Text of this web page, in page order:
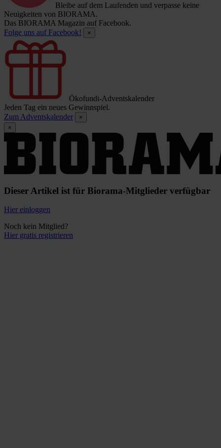
Bleibe auf dem Laufenden und verpasse keine
Neuigkeiten von BIORAMA.
Das BIORAMA Magazin auf Facebook.
Folge uns auf Facebook!
×
Ökofundi-Adventskalender
Jeden Tag ein neues Gewinnspiel.
Zum Adventskalender
×
×
Dieser Artikel ist für Biorama-Mitglieder verfügbar
Hier einloggen
Noch kein Mitglied?
Hier gratis registrieren